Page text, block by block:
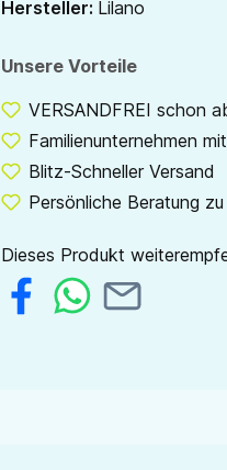
Hersteller: Lilano
Unsere Vorteile
VERSANDFREI schon
Familienunternehmen
Blitz-Schneller Versand
Persönliche Beratung
Dieses Produkt